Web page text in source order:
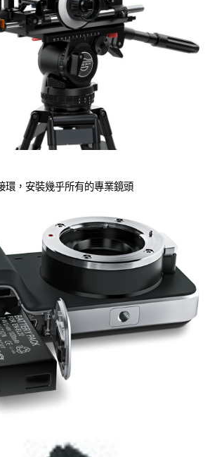
環，安裝幾乎所有的專業鏡頭